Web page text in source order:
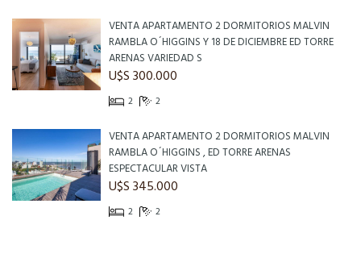
VENTA APARTAMENTO 2 DORMITORIOS MALVIN
RAMBLA O´HIGGINS Y 18 DE DICIEMBRE ED TORRE
ARENAS VARIEDAD S
U$S 300.000
2 2
VENTA APARTAMENTO 2 DORMITORIOS MALVIN
RAMBLA O´HIGGINS , ED TORRE ARENAS
ESPECTACULAR VISTA
U$S 345.000
2 2